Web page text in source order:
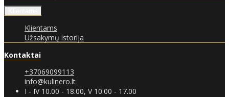
Klientams
Užsakymų istorija
Kontaktai
+37069099113
info@kulinero.lt
I - IV 10.00 - 18.00, V 10.00 - 17.00